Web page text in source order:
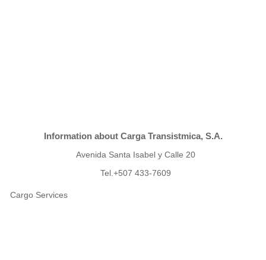
Information about Carga Transistmica, S.A.
Avenida Santa Isabel y Calle 20
Tel.+507 433-7609
Cargo Services